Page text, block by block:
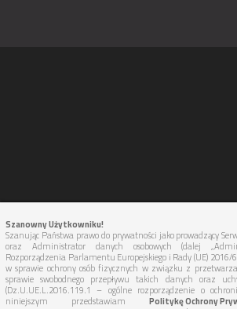
Szanowny Użytkowniku!
Szanując Państwa prawo do prywatności jako prowadzący
oraz Administrator danych osobowych (dalej
Rozporządzenia Parlamentu Europejskiego i Rady (UE)
w sprawie ochrony osób fizycznych w związku z
sprawie swobodnego przepływu takich danych oraz
(Dz.U.UE.L.2016.119.1 – ogólne rozporządzenie o
niniejszym przedstawiam Politykę Ochrony